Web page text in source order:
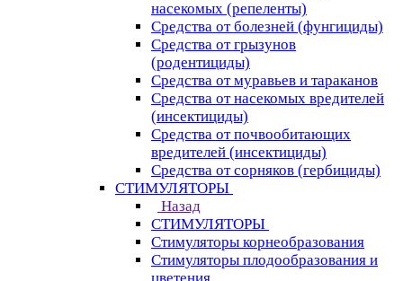
насекомых (репеленты)
Средства от болезней (фунгициды)
Средства от грызунов
(родентициды)
Средства от муравьев и тараканов
Средства от насекомых вредителей
(инсектициды)
Средства от почвообитающих
вредителей (инсектициды)
Средства от сорняков (гербициды)
СТИМУЛЯТОРЫ
Назад
СТИМУЛЯТОРЫ
Стимуляторы корнеобразования
Стимуляторы плодообразования и